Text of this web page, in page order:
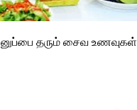
தரும் சைவ உணவுகள்